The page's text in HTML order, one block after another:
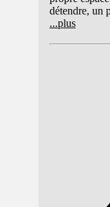
détendre, un
...plus